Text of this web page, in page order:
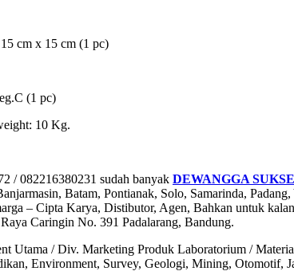
cm x 15 cm (1 pc)
(1 pc)
10 Kg.
/ 082216380231 sudah banyak DEWANGGA
Batam, Pontianak, Solo, Samarinda,
– Cipta Karya, Distibutor, Agen, Bahkan untuk
Caringin No. 391 Padalarang, Bandung.
Utama / Div. Marketing Produk Laboratorium /
Environment, Survey, Geologi, Mining, Otomotif,